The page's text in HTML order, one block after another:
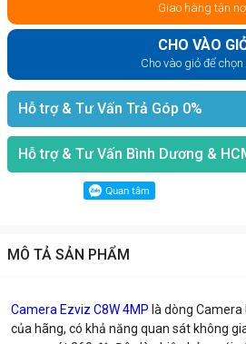
Giao hàng tận
CHO VÀO
Cho vào giỏ để
Hỗ trợ & Tư Vấn Trả Góp 0%
Hỗ trợ & Tư Vấn Bình Dương &
MÔ TẢ SẢN PHẨM
Camera Ezviz C8W 4MP là dòng
của hãng, có khả năng quan sát không